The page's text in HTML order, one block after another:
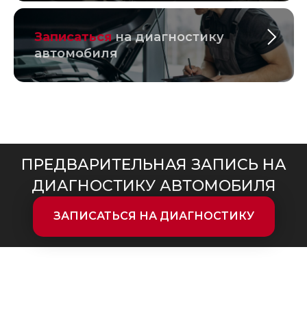
Записаться на диагностику
автомобиля
ПРЕДВАРИТЕЛЬНАЯ ЗАПИСЬ НА
ДИАГНОСТИКУ АВТОМОБИЛЯ
ЗАПИСАТЬСЯ НА ДИАГНОСТИКУ